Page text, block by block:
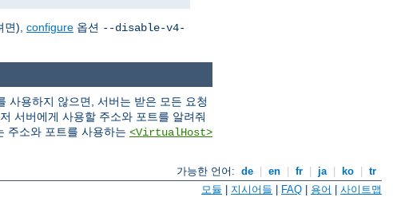
), configure 옵션 --disable-v4-
사용하지 않으면, 서버는 받은 모든 요청
서버에게 사용할 주소와 포트를 알려줘
주소와 포트를 사용하는 <VirtualHost>
가능한 언어: de en fr ja ko
tr
모듈 지시어들 FAQ 용어 사이트맵